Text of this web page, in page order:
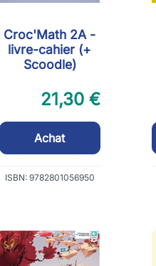
Croc'Math 2A -
livre-cahier (+
Scoodle)
21,30 €
Achat
ISBN: 9782801056950